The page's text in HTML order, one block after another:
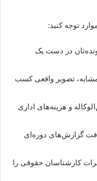
توجه کنید:
در دست یک
مشابه، تصویر واقعی کسب
و هزینه‌های اداری
گزارش‌های دوره‌ای
کارشناسان حقوقی را